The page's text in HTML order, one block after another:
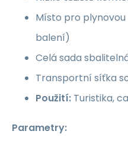
Místo pro
balení)
Celá sada
Transportní síťka
Použití: Turistika,
Parametry: